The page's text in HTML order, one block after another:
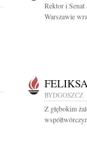
Rektor i
Warszawie
BYDGOSZCZ
Z głębokim